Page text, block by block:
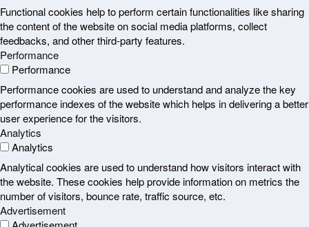
Functional cookies help to perform certain functionalities like sharing
the content of the website on social media platforms, collect
feedbacks, and other third-party features.
Performance
Performance
Performance cookies are used to understand and analyze the key
performance indexes of the website which helps in delivering a better
user experience for the visitors.
Analytics
Analytics
Analytical cookies are used to understand how visitors interact with
the website. These cookies help provide information on metrics the
number of visitors, bounce rate, traffic source, etc.
Advertisement